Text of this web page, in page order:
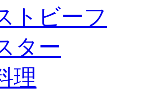
トビーフ
ター
理